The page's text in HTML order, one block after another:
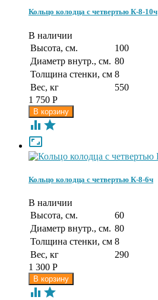
Кольцо колодца с четвертью К-8-10ч
В наличии
Высота, см.
100
Диаметр внутр., см. 80
Толщина стенки, см 8
Вес, кг
550
1 750 Р
 

Кольцо колодца с четвертью К-8-6ч
В наличии
Высота, см.
60
Диаметр внутр., см. 80
Толщина стенки, см 8
Вес, кг
290
1 300 Р
 